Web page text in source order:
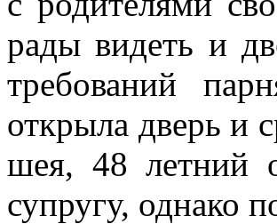
рады видеть и
требований
открыла дверь и
шея, 48 летний
супругу, однако